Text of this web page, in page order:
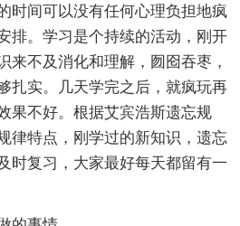
时间可以没有任何心理负担地疯
排。学习是个持续的活动，刚开
来不及消化和理解，囫囵吞枣，
扎实。几天学完之后，就疯玩再
果不好。根据艾宾浩斯遗忘规
律特点，刚学过的新知识，遗忘
时复习，大家最好每天都留有一